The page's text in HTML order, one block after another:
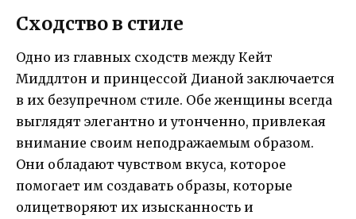
Сходство в стиле
Одно из главных сходств между Кейт
Миддлтон и принцессой Дианой заключается
в их безупречном стиле. Обе женщины всегда
выглядят элегантно и утонченно, привлекая
внимание своим неподражаемым образом.
Они обладают чувством вкуса, которое
помогает им создавать образы, которые
олицетворяют их изысканность и